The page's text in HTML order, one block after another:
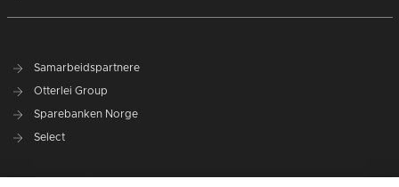
Samarbeidspartnere
Otterlei Group
Sparebanken Norge
Select